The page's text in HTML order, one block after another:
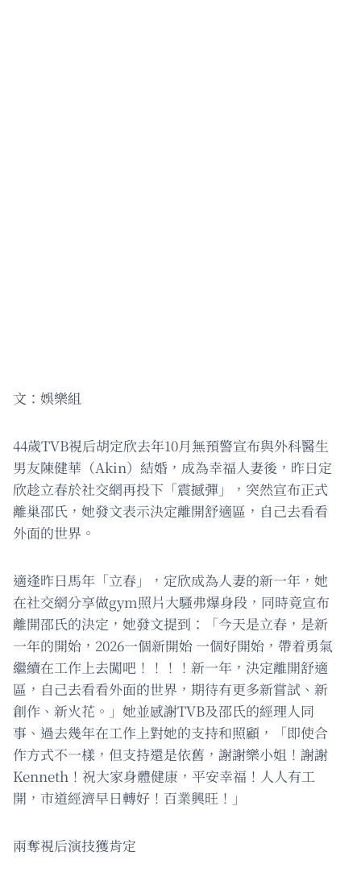
文：娛樂組
44歲TVB視后胡定欣去年10月無預警宣布與外科醫生
男友陳健華（Akin）結婚，成為幸福人妻後，昨日定
欣趁立春於社交網再投下「震撼彈」，突然宣布正式
離巢邵氏，她發文表示決定離開舒適區，自己去看看
外面的世界。
適逢昨日馬年「立春」，定欣成為人妻的新一年，她
在社交網分享做gym照片大騷弗爆身段，同時竟宣布
離開邵氏的決定，她發文提到：「今天是立春，是新
一年的開始，2026一個新開始 一個好開始，帶着勇氣
繼續在工作上去闖吧！！！！新一年，決定離開舒適
區，自己去看看外面的世界，期待有更多新嘗試、新
創作、新火花。」她並感謝TVB及邵氏的經理人同
事、過去幾年在工作上對她的支持和照顧，「即使合
作方式不一樣，但支持還是依舊，謝謝樂小姐！謝謝
Kenneth！祝大家身體健康，平安幸福！人人有工
開，市道經濟早日轉好！百業興旺！」
兩奪視后演技獲肯定